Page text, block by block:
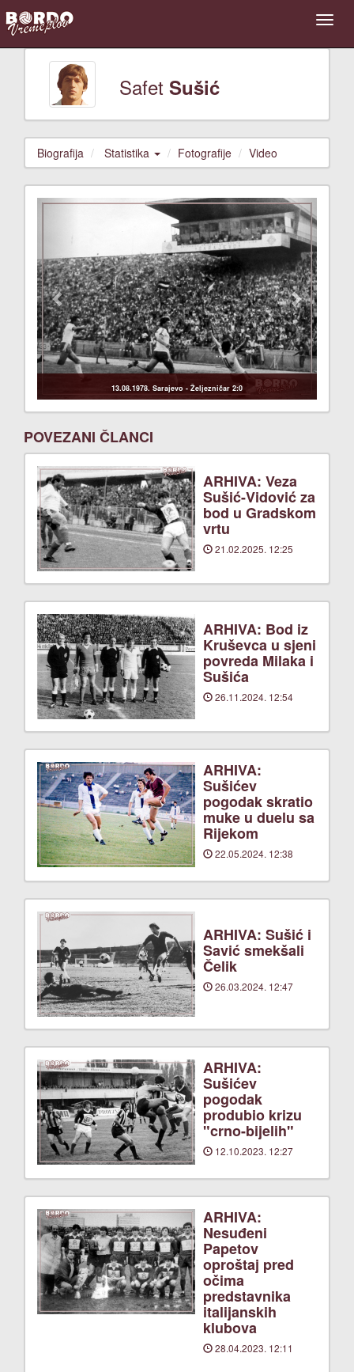
Safet Sušić
Biografija Statistika Fotografije Video
13.08.1978. Sarajevo - Željezničar 2:0
Previous Next
POVEZANI ČLANCI
ARHIVA: Veza
Sušić-Vidović za
bod u Gradskom
vrtu
21.02.2025. 12:25
ARHIVA: Bod iz
Kruševca u sjeni
povreda Milaka i
Sušića
26.11.2024. 12:54
ARHIVA:
Sušićev
pogodak skratio
muke u duelu sa
Rijekom
22.05.2024. 12:38
ARHIVA: Sušić i
Savić smekšali
Čelik
26.03.2024. 12:47
ARHIVA:
Sušićev
pogodak
produbio krizu
"crno-bijelih"
12.10.2023. 12:27
ARHIVA:
Nesuđeni
Papetov
oproštaj pred
očima
predstavnika
italijanskih
klubova
28.04.2023. 12:11